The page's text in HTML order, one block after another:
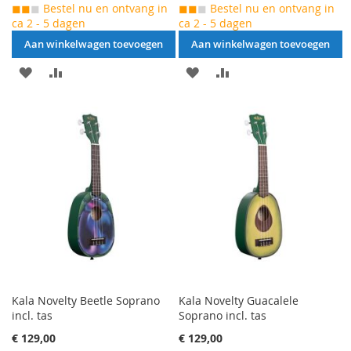
◼◼◼ Bestel nu en ontvang in
ca 2 - 5 dagen
Aan winkelwagen toevoegen
AAN
TOEVOEGEN
OM
VERGELIJKEN
◼◼◼ Bestel nu en ontvang in
ca 2 - 5 dagen
Aan winkelwagen toevoegen
AAN
TOEVOEGEN
OM
VERGELIJKEN
Kala Novelty Beetle Soprano
incl. tas
€ 129,00
Kala Novelty Guacalele
Soprano incl. tas
€ 129,00